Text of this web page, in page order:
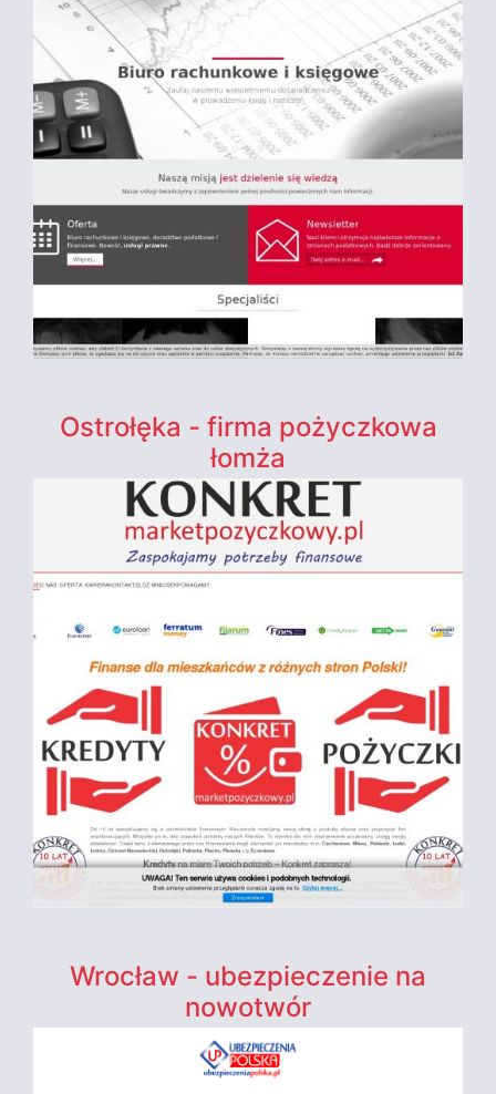
Ostrołęka - firma pożyczkowa
łomża
Wrocław - ubezpieczenie na
nowotwór